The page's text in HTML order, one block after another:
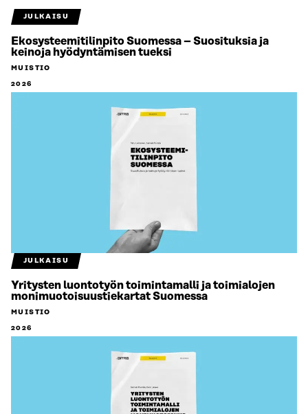
JULKAISU
Ekosysteemitilinpito Suomessa – Suosituksia ja
keinoja hyödyntämisen tueksi
MUISTIO
2026
JULKAISU
Yritysten luontotyön toimintamalli ja toimialojen
monimuotoisuustiekartat Suomessa
MUISTIO
2026